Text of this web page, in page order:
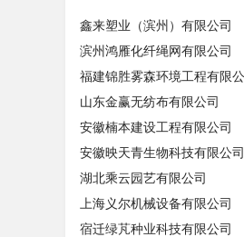
鑫来塑业（滨州）有限公司
滨州鸿雁化纤绳网有限公司
福建锦胜雾森环境工程有限
山东金赢无纺布有限公司
安徽楠本建设工程有限公司
安徽映天青生物科技有限公司
湖北乘云园艺有限公司
上海义尔机械设备有限公司
宿迁绿芃种业科技有限公司